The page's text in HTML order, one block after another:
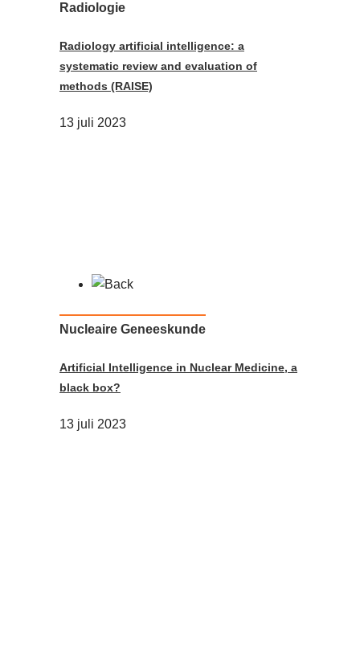
Radiologie
Radiology artificial intelligence: a
systematic review and evaluation of
methods (RAISE)
13 juli 2023
Nucleaire Geneeskunde
Artificial Intelligence in Nuclear Medicine, a
black box?
13 juli 2023